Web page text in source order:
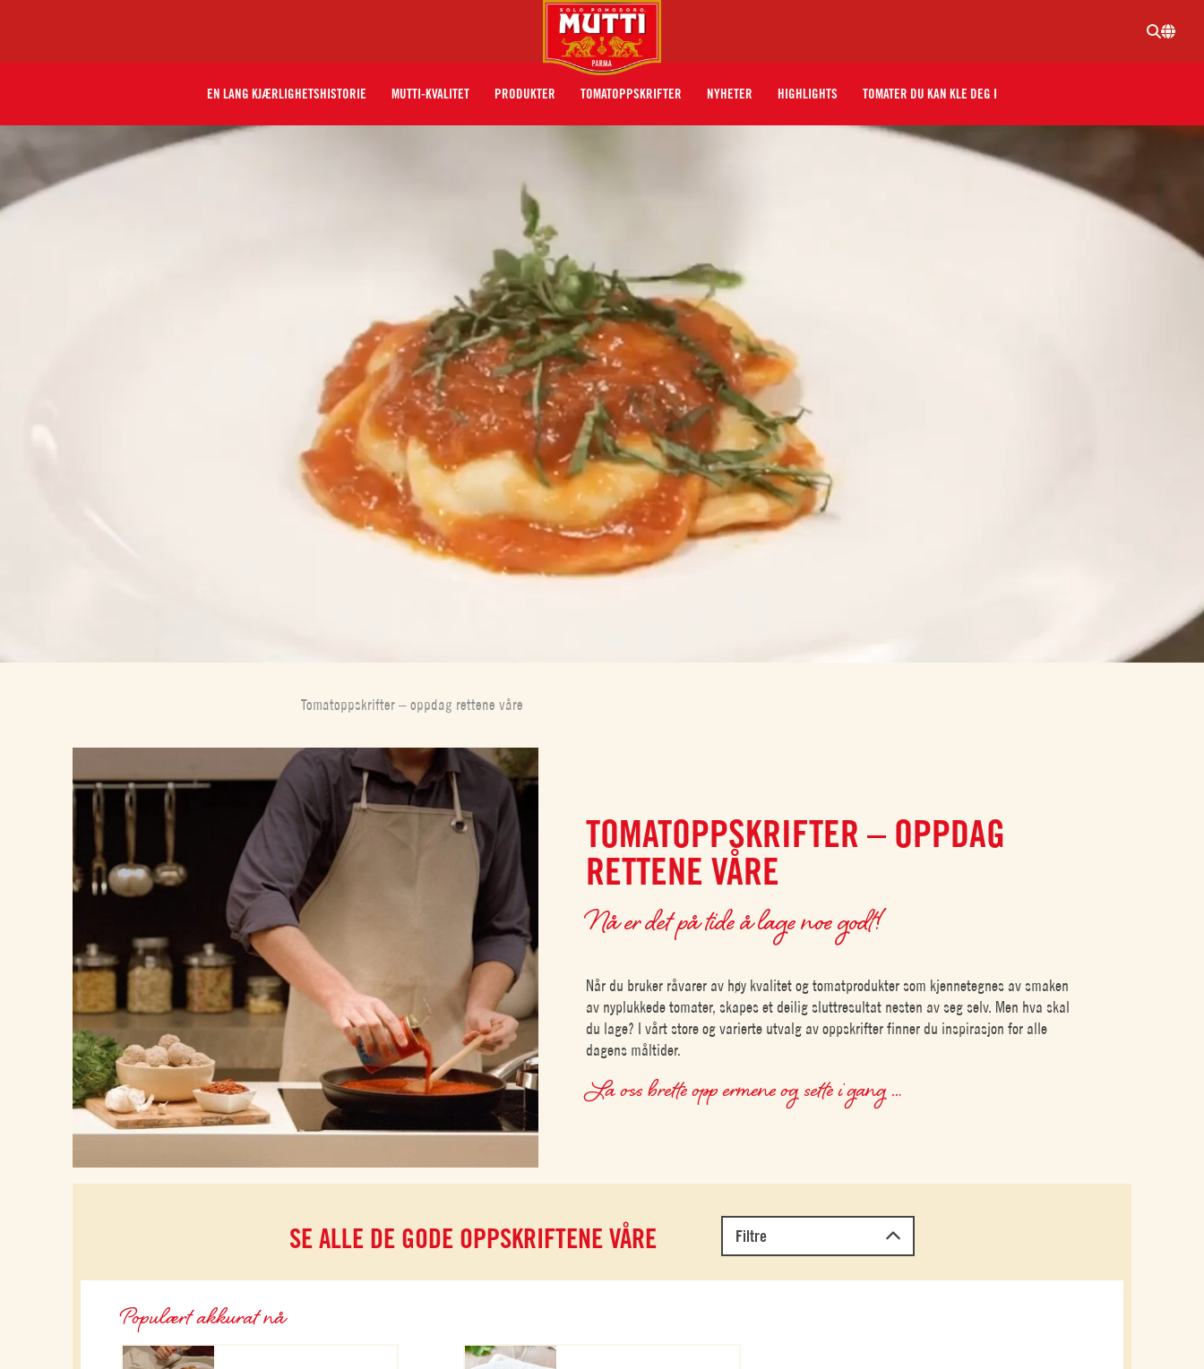
EN LANG KJÆRLIGHETSHISTORIE MUTTI-KVALITET PRODUKTER TOMATOPPSKRIFTER NYHETER HIGHLIGHTS TOMATER DU KAN KLE DEG I
Tomatoppskrifter – oppdag rettene våre
TOMATOPPSKRIFTER – OPPDAG
RETTENE VÅRE
Nå er det på tide å lage noe godt!
Når du bruker råvarer av høy kvalitet og tomatprodukter som kjennetegnes av smaken
av nyplukkede tomater, skapes et deilig sluttresultat nesten av seg selv. Men hva skal
du lage? I vårt store og varierte utvalg av oppskrifter finner du inspirasjon for alle
dagens måltider.
La oss brette opp ermene og sette i gang …
SE ALLE DE GODE OPPSKRIFTENE VÅRE Filtre
Populært akkurat nå